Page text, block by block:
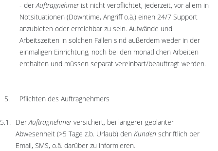
- derAuftragnehmerist nicht verpflichtet, jederzeit, vor allem in
Notsituationen (Downtime, Angriff o.ä.) einen 24/7 Support
anzubieten oder erreichbar zu sein. Aufwände und
Arbeitszeiten in solchen Fällen sind außerdem weder in der
einmaligen Einrichtung, noch bei den monatlichen Arbeiten
enthalten und müssen separat vereinbart/beauftragt werden.
Pflichten des Auftragnehmers
DerAuftragnehmerversichert, bei längerer geplanter
Abwesenheit (>5 Tage z.b. Urlaub) den Kunden schriftlich per
Email, SMS, o.ä. darüber zu informieren.